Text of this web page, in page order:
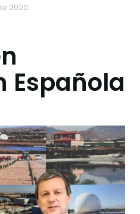
2020
Española